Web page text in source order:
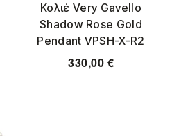
Κολιέ Very Gavello
Shadow Rose Gold
Pendant VPSH-X-R2
330,00 €